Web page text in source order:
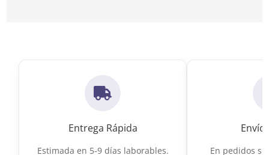
Entrega Rápida
Estimada en 5-9 días laborables. En pedidos